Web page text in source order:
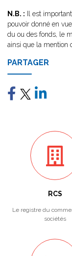
N.B. : Il est
pouvoir donné en
du ou des fonds, le
ainsi que la mention
PARTAGER
RCS
Le registre du
sociétés